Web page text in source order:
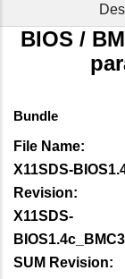
BIOS /
Bundle
File Name:
X11SDS-
Revision:
X11SDS-
SUM Revision: